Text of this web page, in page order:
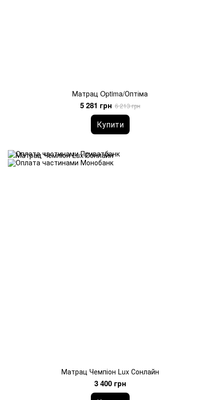
Матрац Optima/Оптіма
5 281 грн 6 213 грн
Купити
Матрац Чемпіон Lux Сонлайн
3 400 грн